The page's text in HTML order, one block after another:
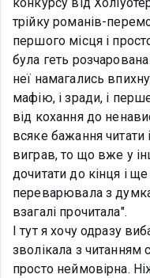
трійку романів-
першого місця і
була геть
неї намагались
мафію, і зради, і
від кохання до
всяке бажання
виграв, то що вже у
дочитати до кінця і
переварювала з
взагалі прочитала".
І тут я хочу одразу
зволікала з читанням
просто неймовірна.